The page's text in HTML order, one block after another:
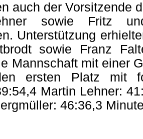
auch der Vorsitzende
sowie Fritz
Unterstützung
sowie Franz
Mannschaft mit einer
ersten Platz mit
Martin Lehner:
46:36,3